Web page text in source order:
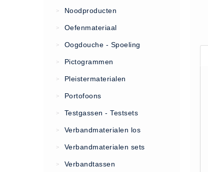
Vacatures
AED apparaten (11)
AED apparaten (11)
AED batterijen (12)
AED binnen - buiten kasten (11)
> Noodproducten
> Oefenmateriaal
> Oogdouche - Spoeling
> Pictogrammen
> Pleistermaterialen
> Portofoons
> Testgassen - Testsets
> Verbandmaterialen los
> Verbandmaterialen sets
> Verbandtassen